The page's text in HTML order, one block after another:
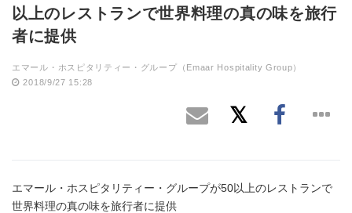
以上のレストランで世界料理の真の味を旅行
者に提供
エマール・ホスピタリティー・グループ（Emaar Hospitality Group）
2018/9/27 15:28
エマール・ホスピタリティー・グループが50以上のレストランで
世界料理の真の味を旅行者に提供